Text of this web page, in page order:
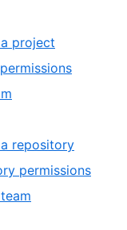
project
repository
permissions